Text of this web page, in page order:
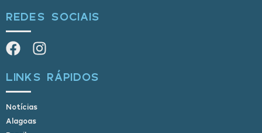
REDES SOCIAIS
LINKS RÁPIDOS
Notícias
Alagoas